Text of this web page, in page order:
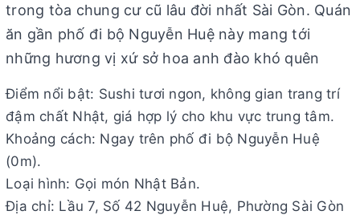
trong tòa chung cư cũ lâu đời nhất Sài Gòn. Quán
ăn gần phố đi bộ Nguyễn Huệ này mang tới
những hương vị xứ sở hoa anh đào khó quên
Điểm nổi bật: Sushi tươi ngon, không gian trang trí
đậm chất Nhật, giá hợp lý cho khu vực trung tâm.
Khoảng cách: Ngay trên phố đi bộ Nguyễn Huệ
(0m).
Loại hình: Gọi món Nhật Bản.
Địa chỉ: Lầu 7, Số 42 Nguyễn Huệ, Phường Sài Gòn